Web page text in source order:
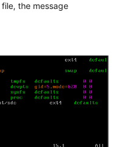
file, the message